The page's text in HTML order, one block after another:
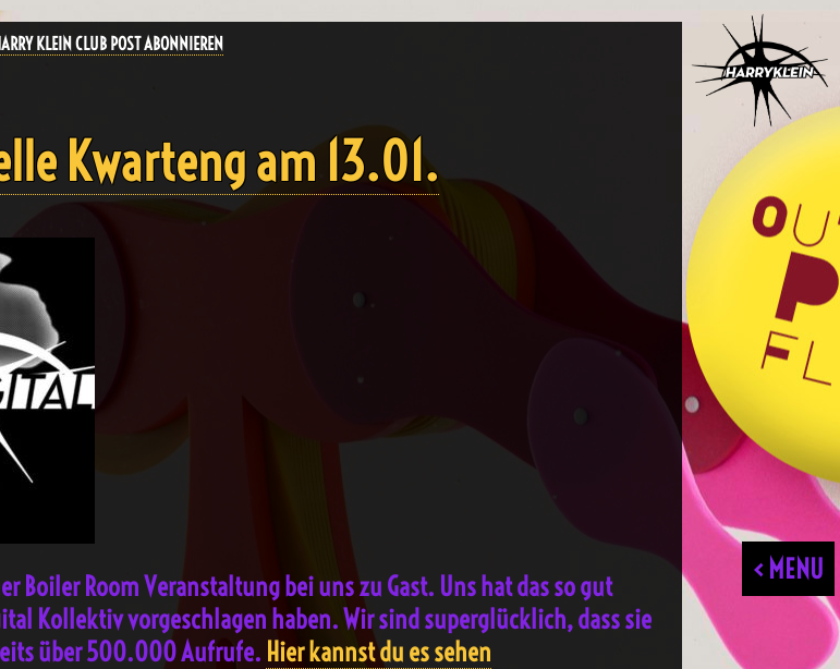
KLEIN CLUB POST ABONNIEREN
< MENU
Kwarteng am 13.01.
Boiler Room Veranstaltung bei uns zu Gast. Uns hat das so gut
Kollektiv vorgeschlagen haben. Wir sind superglücklich, dass sie
über 500.000 Aufrufe. Hier kannst du es sehen